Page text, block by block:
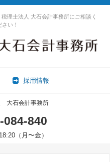
理士法人 大石会計事務所にご相談く
さい！
採用情報
大石会計事務所
084-840
（月〜金）